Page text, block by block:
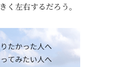
く左右するだろう。